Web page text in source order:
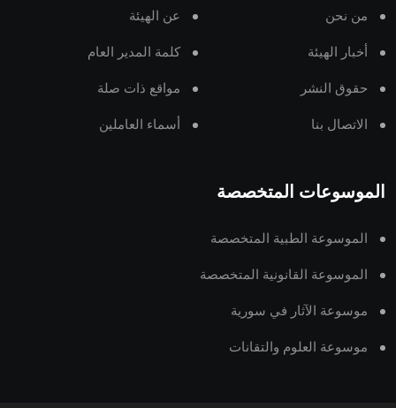
من نحن عن الهيئة
أخبار الهيئة كلمة المدير العام
حقوق النشر مواقع ذات صلة
الاتصال بنا أسماء العاملين
الموسوعات المتخصصة
الموسوعة الطبية المتخصصة
الموسوعة القانونية المتخصصة
موسوعة الآثار في سورية
موسوعة العلوم والتقانات